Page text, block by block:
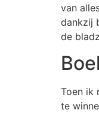
van
dankzij
de
Toen ik
te